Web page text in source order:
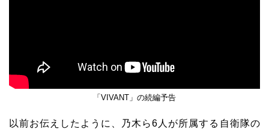
「VIVANT」の続編予告
以前お伝えしたように、乃木ら6人が所属する自衛隊の